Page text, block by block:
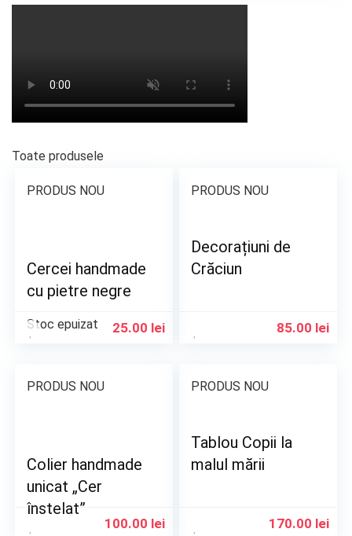
Toate produsele
PRODUS NOU
Cercei handmade
cu pietre negre
Stoc epuizat 25.00 lei
PRODUS NOU
Decorațiuni de
Crăciun
85.00 lei
PRODUS NOU
Colier handmade
unicat „Cer
înstelat”
100.00 lei
PRODUS NOU
Tablou Copii la
malul mării
170.00 lei